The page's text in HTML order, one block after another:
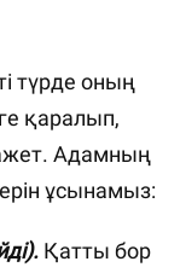
түрде оның
қаралып,
Адамның
ұсынамыз:
Қатты бор